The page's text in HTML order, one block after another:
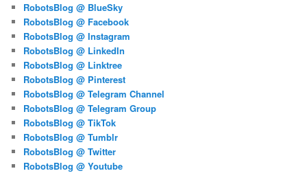
RobotsBlog @ BlueSky
RobotsBlog @ Facebook
RobotsBlog @ Instagram
RobotsBlog @ LinkedIn
RobotsBlog @ Linktree
RobotsBlog @ Pinterest
RobotsBlog @ Telegram Channel
RobotsBlog @ Telegram Group
RobotsBlog @ TikTok
RobotsBlog @ Tumblr
RobotsBlog @ Twitter
RobotsBlog @ Youtube